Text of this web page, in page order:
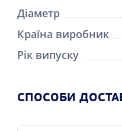
Діаметр
Країна виробник
Рік випуску
СПОСОБИ